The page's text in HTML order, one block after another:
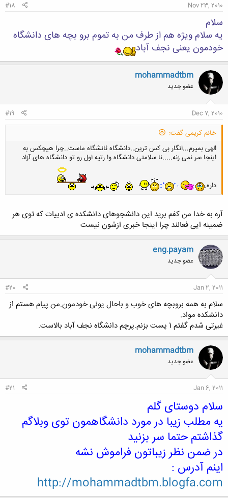
Nov 23, 2010
#18
سلام
یه سلام ویژه هم از طرف من به تموم برو بچه های دانشگاه
خودمون یعنی نجف آباد
mohammadtbm
عضو جدید
Dec 7, 2010
#19
خانم کریمی گفت:
الهی بمیرم...انگار بی کس ترین..دانشگاه ئانشگاه ماست..چرا هیچکس به
اینجا سر نمی زنه.....نا سلامتی دانشگاه وا رتیه اول رو تو دانشگاه های آزاد
داره.
آره به خدا من کفم برید این دانشجوهای دانشکده ی ادبیات که توی هر
ضمینه ایی فعالند چرا اینجا خبری ازشون نیست
eng.payam
عضو جدید
Jan 2, 2011
#20
سلام به همه بروبچه های خوب و باحال یونی خودمون.من پیام هستم از
دانشکده مواد.
غیرتی شدم گفتم 1 پست بزنم.پرچم دانشگاه نجف آباد بالاست.
mohammadtbm
عضو جدید
Jan 6, 2011
#21
سلام دوستای گلم
یه مطلب زیبا در مورد دانشگاهمون توی وبلاگم
گذاشتم حتما سر بزنید
در ضمن نظر زیباتون فراموش نشه
اینم آدرس :
http://mohammadtbm.blogfa.com